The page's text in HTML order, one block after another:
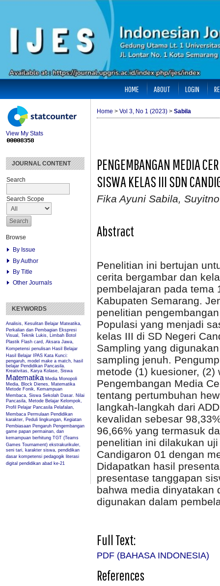
View My Stats
JOURNAL CONTENT
Search
Search Scope
Browse
By Issue
By Author
By Title
Other Journals
KEYWORDS
Analisis, Kesulitan Belajar Mateatika,
Perkalian dan Pembagian Ekspresi
Visual, Teknik Lukis, Limbah Botol
Plastik Flash card, Aksara Jawa,
Kompetensi penulisan Hasil Belajar
Hasil Belajar IPAS Kata Kunci:
pengaruh, model make a match, hasil
belajar Pendidikan Pancasila.
Kreativitas, Karya Kolase, Siswa
Matematika Media Monopoli
Media, Block Dienes, Matematika
Metode Fonik, Kemampuan
Membaca, Siswa Sekolah Dasar. Nilai
Pancasila, Metode Belajar Kelompok,
Profil Pelajar Pancasila Pelafalan,
Membaca Permulaan Pendidikan
karakter, Peduli lingkungan, Kegiatan
Pembiasaan Pengaruh Pengembangan
game papan permainan, dan
kemampuan berhitung TGT (Teams
Games Tournament) ekstrakurikuler,
seni tari, karakter siswa, pendidikan
dasar kompetensi pedagogik literasi
digital pendidikan abad ke-21
HOME ABOUT LOGIN
Home > Vol 3, No 1 (2023) > Sabila
PENGEMBANGAN MEDIA
SISWA KELAS III SDN
Fika Ayuni Sabila,
Abstract
Penelitian ini bertujan
cerita bergambar dan
pembelajaran pada tema
Kabupaten Semarang.
penelitian
Populasi yang menjadi
kelas III di SD Negeri
Sampling yang
sampling jenuh.
metode (1) kuesioner,
Pengembangan Media
tentang pertumbuhan
langkah-langkah dari
kevalidan sebesar
96,66% yang termasuk
penelitian ini dilakukan
Candigaron 01 dengan
Didapatkan hasil
presentase tanggapan
bahwa media dinyatakan
digunakan dalam
Full Text:
PDF (BAHASA INDONESIA)
References